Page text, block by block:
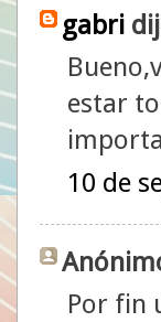
gabri
estar
10 de
Por fin